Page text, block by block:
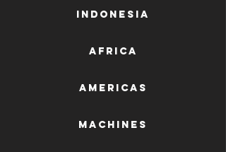
Indonesia
Africa
AMERICAS
machines